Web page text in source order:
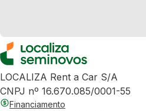
LOCALIZA Rent a Car S/A
CNPJ nº 16.670.085/0001-55
Financiamento